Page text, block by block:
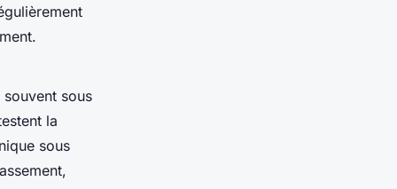
sous
la
sous